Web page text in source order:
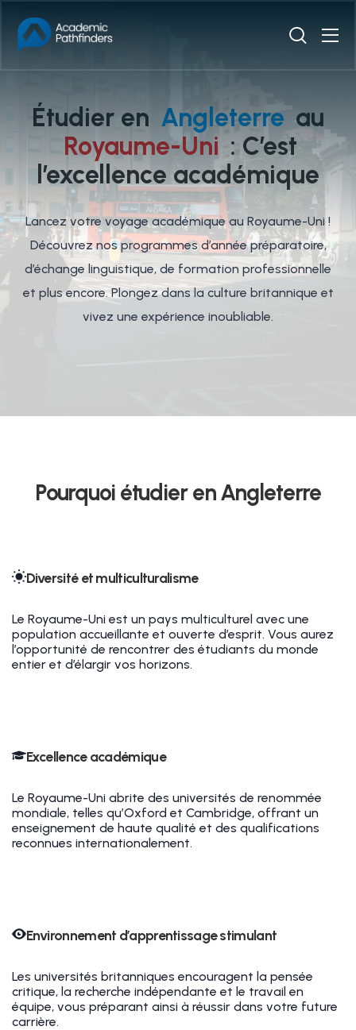
Étudier en Angleterre au
Royaume-Uni : C’est
l’excellence académique
Lancez votre voyage académique au Royaume-Uni !
Découvrez nos programmes d’année préparatoire,
d’échange linguistique, de formation professionnelle
et plus encore. Plongez dans la culture britannique et
vivez une expérience inoubliable.
Pourquoi étudier en Angleterre
Diversité et multiculturalisme
Le Royaume-Uni est un pays multiculturel avec une
population accueillante et ouverte d’esprit. Vous aurez
l’opportunité de rencontrer des étudiants du monde
entier et d’élargir vos horizons.
Excellence académique
Le Royaume-Uni abrite des universités de renommée
mondiale, telles qu’Oxford et Cambridge, offrant un
enseignement de haute qualité et des qualifications
reconnues internationalement.
Environnement d’apprentissage stimulant
Les universités britanniques encouragent la pensée
critique, la recherche indépendante et le travail en
équipe, vous préparant ainsi à réussir dans votre future
carrière.